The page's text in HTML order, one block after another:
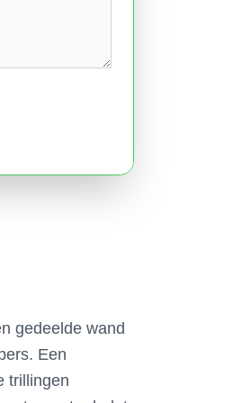
gedeelde wand
Een
trillingen